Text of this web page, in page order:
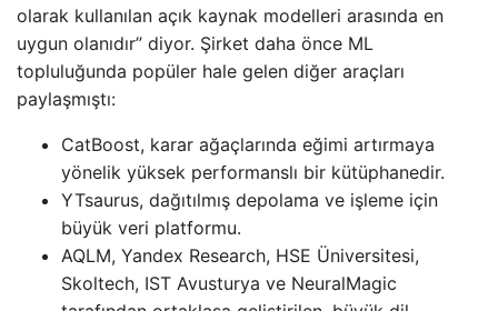
olarak kullanılan açık kaynak modelleri arasında en
uygun olanıdır” diyor. Şirket daha önce ML
topluluğunda popüler hale gelen diğer araçları
paylaşmıştı:
CatBoost, karar ağaçlarında eğimi artırmaya
yönelik yüksek performanslı bir kütüphanedir.
YTsaurus, dağıtılmış depolama ve işleme için
büyük veri platformu.
AQLM, Yandex Research, HSE Üniversitesi,
Skoltech, IST Avusturya ve NeuralMagic